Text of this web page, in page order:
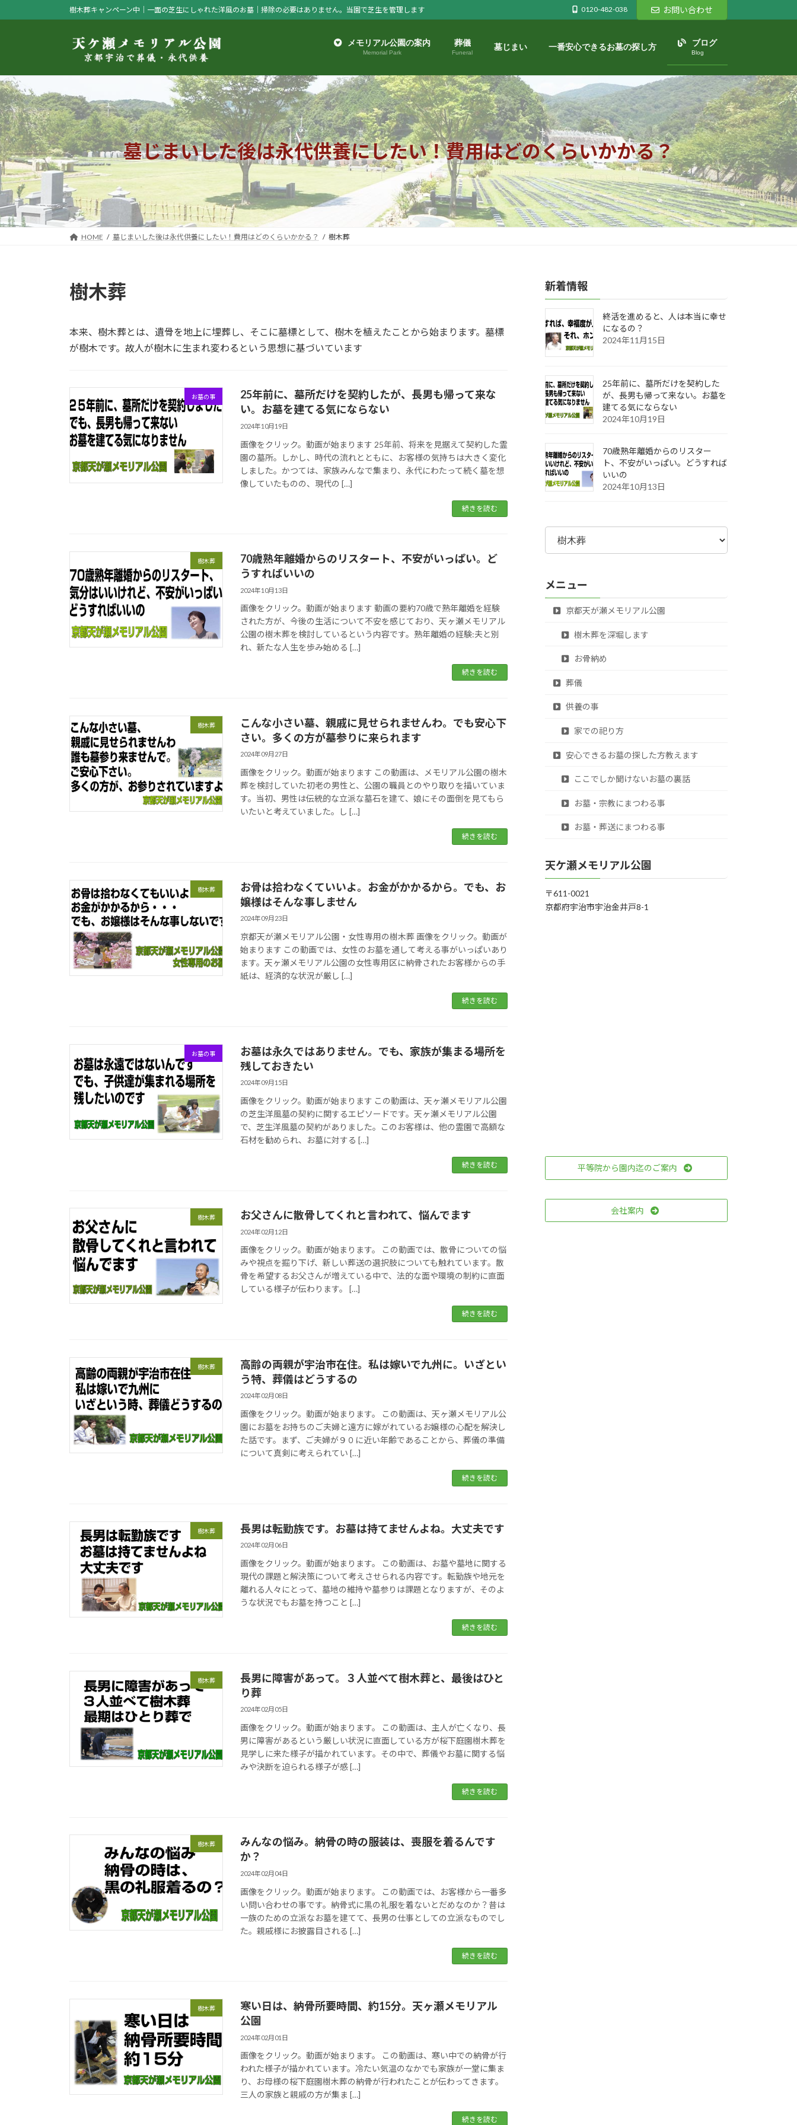
ン
へ
ス
キ
ッ
プ
ビ
ョ
ン
に
移
動
樹木葬キャンペーン中｜一面の芝生にしゃれた洋風のお墓｜掃除の必要はありません。当園で芝生を管理します 0120-482-038 お問い合わせ
メモリアル公園の案内
Memorial Park
葬儀
Funeral
墓じまい 一番安心できるお墓の探し方 ブログ
Blog
墓じまいした後は永代供養にしたい！費用はどのくらいかかる？
HOME 墓じまいした後は永代供養にしたい！費用はどのくらいかかる？ 樹木葬
樹木葬
本来、樹木葬とは、遺骨を地上に埋葬し、そこに墓標として、樹木を植えたことから始まります。墓標
が樹木です。故人が樹木に生まれ変わるという思想に基づいています
お墓の事
25年前に、墓所だけを契約したが、長男も帰って来な
い。お墓を建てる気にならない
2024年10月19日
画像をクリック。動画が始まります 25年前、将来を見据えて契約した霊
園の墓所。しかし、時代の流れとともに、お客様の気持ちは大きく変化
しました。かつては、家族みんなで集まり、永代にわたって続く墓を想
像していたものの、現代の […]
続きを読む
樹木葬
70歳熟年離婚からのリスタート、不安がいっぱい。ど
うすればいいの
2024年10月13日
画像をクリック。動画が始まります 動画の要約70歳で熟年離婚を経験
された方が、今後の生活について不安を感じており、天ヶ瀬メモリアル
公園の樹木葬を検討しているという内容です。熟年離婚の経験:夫と別
れ、新たな人生を歩み始める […]
続きを読む
樹木葬
こんな小さい墓、親戚に見せられませんわ。でも安心下
さい。多くの方が墓参りに来られます
2024年09月27日
画像をクリック。動画が始まります この動画は、メモリアル公園の樹木
葬を検討していた初老の男性と、公園の職員とのやり取りを描いていま
す。当初、男性は伝統的な立派な墓石を建て、娘にその面倒を見てもら
いたいと考えていました。し […]
続きを読む
樹木葬
お骨は拾わなくていいよ。お金がかかるから。でも、お
嬢様はそんな事しません
2024年09月23日
京都天が瀬メモリアル公園・女性専用の樹木葬 画像をクリック。動画が
始まります この動画では、女性のお墓を通して考える事がいっぱいあり
ます。天ヶ瀬メモリアル公園の女性専用区に納骨されたお客様からの手
紙は、経済的な状況が厳し […]
続きを読む
お墓の事
お墓は永久ではありません。でも、家族が集まる場所を
残しておきたい
2024年09月15日
画像をクリック。動画が始まります この動画は、天ヶ瀬メモリアル公園
の芝生洋風墓の契約に関するエピソードです。天ヶ瀬メモリアル公園
で、芝生洋風墓の契約がありました。このお客様は、他の霊園で高額な
石材を勧められ、お墓に対する […]
続きを読む
樹木葬 お父さんに散骨してくれと言われて、悩んでます
2024年02月12日
画像をクリック。動画が始まります。 この動画では、散骨についての悩
みや視点を掘り下げ、新しい葬送の選択肢についても触れています。散
骨を希望するお父さんが増えている中で、法的な面や環境の制約に直面
している様子が伝わります。 […]
続きを読む
樹木葬
高齢の両親が宇治市在住。私は嫁いで九州に。いざとい
う特、葬儀はどうするの
2024年02月08日
画像をクリック。動画が始まります。 この動画は、天ヶ瀬メモリアル公
園にお墓をお持ちのご夫婦と遠方に嫁がれているお嬢様の心配を解決し
た話です。まず、ご夫婦が９０に近い年齢であることから、葬儀の準備
について真剣に考えられてい […]
続きを読む
樹木葬 長男は転勤族です。お墓は持てませんよね。大丈夫です
2024年02月06日
画像をクリック。動画が始まります。 この動画は、お墓や墓地に関する
現代の課題と解決策について考えさせられる内容です。転勤族や地元を
離れる人々にとって、墓地の維持や墓参りは課題となりますが、そのよ
うな状況でもお墓を持つこと […]
続きを読む
樹木葬
長男に障害があって。３人並べて樹木葬と、最後はひと
り葬
2024年02月05日
画像をクリック。動画が始まります。 この動画は、主人が亡くなり、長
男に障害があるという厳しい状況に直面している方が桜下庭園樹木葬を
見学しに来た様子が描かれています。その中で、葬儀やお墓に関する悩
みや決断を迫られる様子が感 […]
続きを読む
樹木葬
みんなの悩み。納骨の時の服装は、喪服を着るんです
か？
2024年02月04日
画像をクリック。動画が始まります。 この動画では、お客様から一番多
い問い合わせの事です。納骨式に黒の礼服を着ないとだめなのか？昔は
一族のための立派なお墓を建てて、長男の仕事としての立派なものでし
た。親戚様にお披露目される […]
続きを読む
樹木葬
寒い日は、納骨所要時間、約15分。天ヶ瀬メモリアル
公園
2024年02月01日
画像をクリック。動画が始まります。 この動画は、寒い中での納骨が行
われた様子が描かれています。冷たい気温のなかでも家族が一堂に集ま
り、お母様の桜下庭園樹木葬の納骨が行われたことが伝わってきます。
三人の家族と親戚の方が集ま […]
続きを読む
新着情報
終活を進めると、人は本当に幸せ
になるの？
2024年11月15日
25年前に、墓所だけを契約した
が、長男も帰って来ない。お墓を
建てる気にならない
2024年10月19日
70歳熟年離婚からのリスター
ト、不安がいっぱい。どうすれば
いいの
2024年10月13日
カ
ゴ
ー
メニュー
京都天が瀬メモリアル公園
樹木葬を深堀します
お骨納め
葬儀
供養の事
家での祀り方
安心できるお墓の探した方教えます
ここでしか聞けないお墓の裏話
お墓・宗教にまつわる事
お墓・葬送にまつわる事
天ケ瀬メモリアル公園
〒611-0021
京都府宇治市宇治金井戸8-1
平等院から園内迄のご案内
会社案内